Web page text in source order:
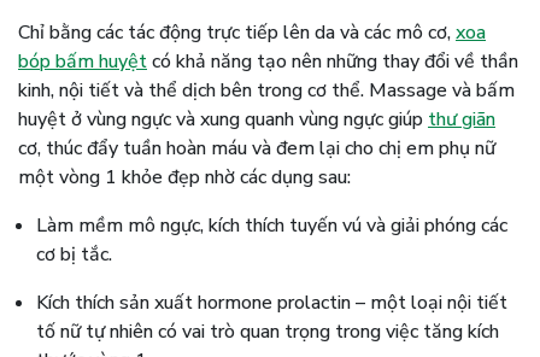
Chỉ bằng các tác động trực tiếp lên da và các mô cơ,xoa
bóp bấm huyệtcó khả năng tạo nên những thay đổi về thần
kinh, nội tiết và thể dịch bên trong cơ thể. Massage và bấm
huyệt ở vùng ngực và xung quanh vùng ngực giúp thư giãn
cơ, thúc đẩy tuần hoàn máu và đem lại cho chị em phụ nữ
một vòng 1 khỏe đẹp nhờ các dụng sau:
Làm mềm mô ngực, kích thích tuyến vú và giải phóng các
cơ bị tắc.
Kích thích sản xuất hormone prolactin – một loại nội tiết
tố nữ tự nhiên có vai trò quan trọng trong việc tăng kích